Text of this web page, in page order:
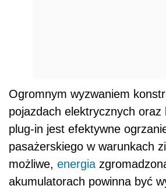
Ogromnym wyzwaniem
pojazdach elektrycznych oraz
plug-in jest efektywne
pasażerskiego w warunkach
możliwe, energia
akumulatorach powinna być